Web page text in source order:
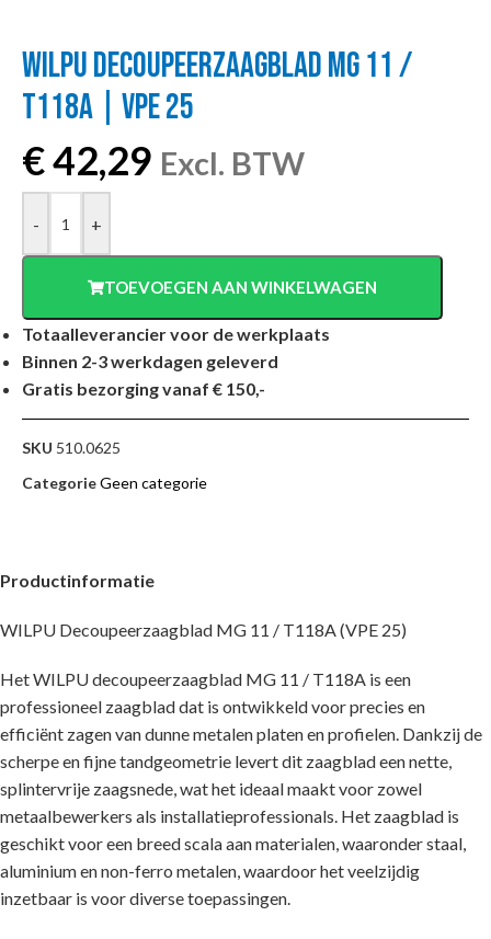
WILPU DECOUPEERZAAGBLAD MG 11 /
T118A | VPE 25
€42,29 Excl. BTW
- +
TOEVOEGEN AAN WINKELWAGEN
Totaalleverancier voor de werkplaats
Binnen 2-3 werkdagen geleverd
Gratis bezorging vanaf € 150,-
SKU 510.0625
CategorieGeen categorie
Productinformatie
WILPU Decoupeerzaagblad MG 11 / T118A (VPE 25)
Het WILPU decoupeerzaagblad MG 11 / T118A is een
professioneel zaagblad dat is ontwikkeld voor precies en
efficiënt zagen van dunne metalen platen en profielen. Dankzij de
scherpe en fijne tandgeometrie levert dit zaagblad een nette,
splintervrije zaagsnede, wat het ideaal maakt voor zowel
metaalbewerkers als installatieprofessionals. Het zaagblad is
geschikt voor een breed scala aan materialen, waaronder staal,
aluminium en non-ferro metalen, waardoor het veelzijdig
inzetbaar is voor diverse toepassingen.